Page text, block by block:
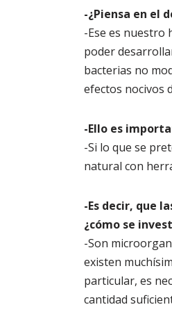
-¿Piensa en el
-Ese es nuestro
poder
bacterias no
efectos nocivos
-Ello es
-Si lo que se
natural con
-Es decir, que
¿cómo se
-Son
existen
particular, es
cantidad